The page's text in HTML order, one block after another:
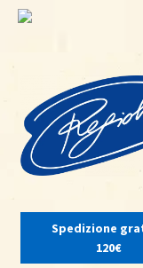
alla
navigazione
contenuto
Spedizione
120€